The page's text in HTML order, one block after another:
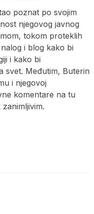
poznat po svojim
njegovog javnog
tokom proteklih
i blog kako bi
i kako bi
svet. Međutim, Buterin
i njegovoj
komentare na tu